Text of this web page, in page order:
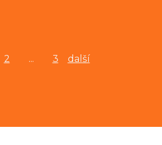
2 ... 3 další